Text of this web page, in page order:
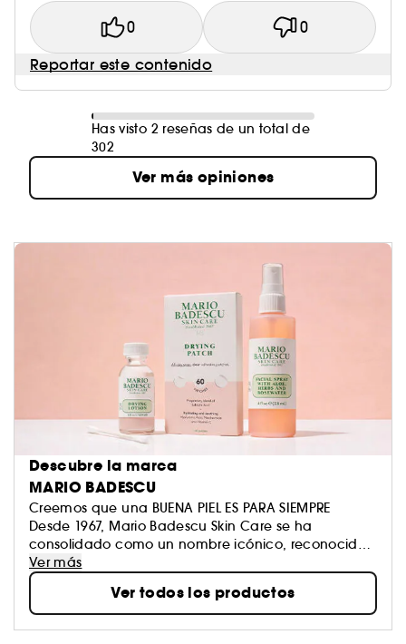
0 0
Reportar este contenido
Has visto 2 reseñas de un total de
302
Ver más opiniones
Descubre la marca
MARIO BADESCU
Creemos que una BUENA PIEL ES PARA SIEMPRE
Desde 1967, Mario Badescu Skin Care se ha
consolidado como un nombre icónico, reconocido
por ofrecer un cuidado de la piel personalizado, tan
único como tú. Combinamos la química cosmética
con la experiencia estética para crear rutinas
eficaces. Nuestra filosofía es muy sencilla: un
cuidado de la piel eficaz para todos, respaldado
Ver más
Ver todos los productos